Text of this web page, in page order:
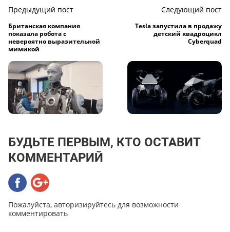
Предыдущий пост
Британская компания
показала робота с
невероятно выразительной
мимикой
Следующий пост
Tesla запустила в продажу
детский квадроцикл
Cyberquad
БУДЬТЕ ПЕРВЫМ, КТО ОСТАВИТ
КОММЕНТАРИЙ
Пожалуйста, авторизируйтесь для возможности
комментировать